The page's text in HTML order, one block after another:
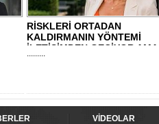
RİSKLERİ ORTADAN
KALDIRMANIN YÖNTEMİ
İLETİŞİMDEN GEÇİYOR AMA..
.........
VİDEOLAR